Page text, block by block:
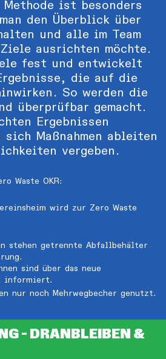
ist besonders
den Überblick über
und alle im Team
Ziele ausrichten möchte.
fest und entwickelt
die auf die
So werden die
überprüfbar gemacht.
Ergebnissen
sich Maßnahmen ableiten
vergeben.
Waste OKR:
wird zur Zero Waste
stehen getrennte Abfallbehälter
sind über das neue
informiert.
nur noch Mehrwegbecher genutzt.
– DRANBLEIBEN &